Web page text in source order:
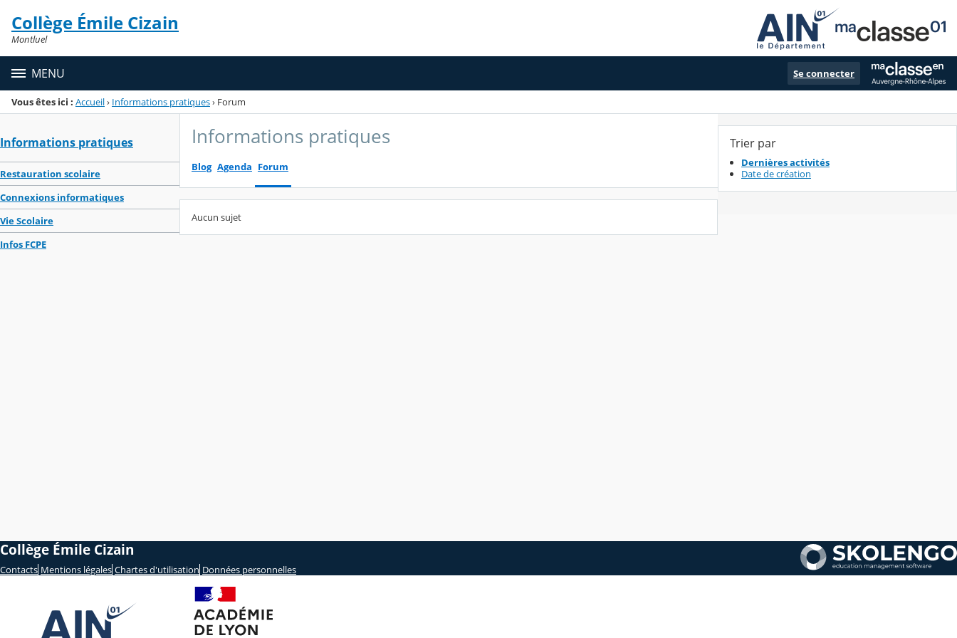
Menu de la rubrique
Contenu
Collège Émile Cizain
Montluel
MENU Se connecter
Vous êtes ici : Accueil› Informations pratiques› Forum
Informations pratiques
Restauration scolaire
Connexions informatiques
Vie Scolaire
Infos FCPE
Informations pratiques
Blog Agenda Forum
Aucun sujet
Trier par
Dernières activités
Date de création
Collège Émile Cizain
Contacts Mentions légales Chartes d'utilisation Données personnelles